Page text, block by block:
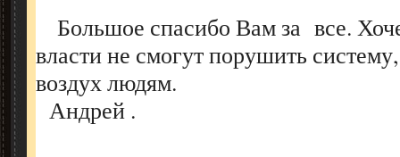
Большое спасибо Вам за все.
власти не смогут порушить
воздух людям.
Андрей .